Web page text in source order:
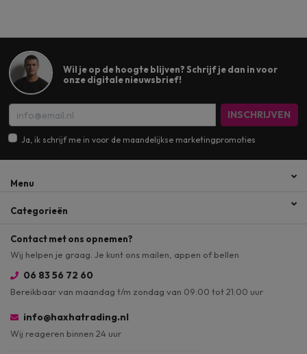
Wil je op de hoogte blijven? Schrijf je dan in voor
onze digitale nieuwsbrief!
INSCHRIJVEN
Ja, ik schrijf me in voor de maandelijkse marketingpromoties
Menu
Categorieën
Contact met ons opnemen?
Wij helpen je graag. Je kunt ons mailen, appen of bellen
06 83 56 72 60
Bereikbaar van maandag t/m zondag van 09:00 tot 21:00 uur
info@haxhatrading.nl
Wij reageren binnen 24 uur